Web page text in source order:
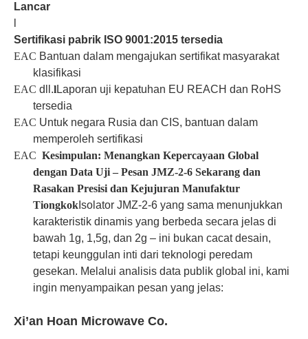
Lancar
Sertifikasi pabrik ISO 9001:2015 tersedia
EAC Bantuan dalam mengajukan sertifikat masyarakat
klasifikasi
EAC dll.lLaporan uji kepatuhan EU REACH dan RoHS
tersedia
EAC Untuk negara Rusia dan CIS, bantuan dalam
memperoleh sertifikasi
EAC Kesimpulan: Menangkan Kepercayaan Global
dengan Data Uji – Pesan JMZ-2-6 Sekarang dan
Rasakan Presisi dan Kejujuran Manufaktur
Tiongkok Isolator JMZ-2-6 yang sama menunjukkan
karakteristik dinamis yang berbeda secara jelas di
bawah 1g, 1,5g, dan 2g – ini bukan cacat desain,
tetapi keunggulan inti dari teknologi peredam
gesekan. Melalui analisis data publik global ini, kami
ingin menyampaikan pesan yang jelas:
Xi’an Hoan Microwave Co.